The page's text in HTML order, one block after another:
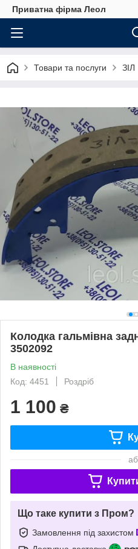
Приватна фірма Леол
Товари та послуги ЗІЛ
Колодка гальмівна
3502092
В наявності
Код: 4451
Роздріб
1 100 ₴
Що таке купити з Пром?
Замовлення під захистом